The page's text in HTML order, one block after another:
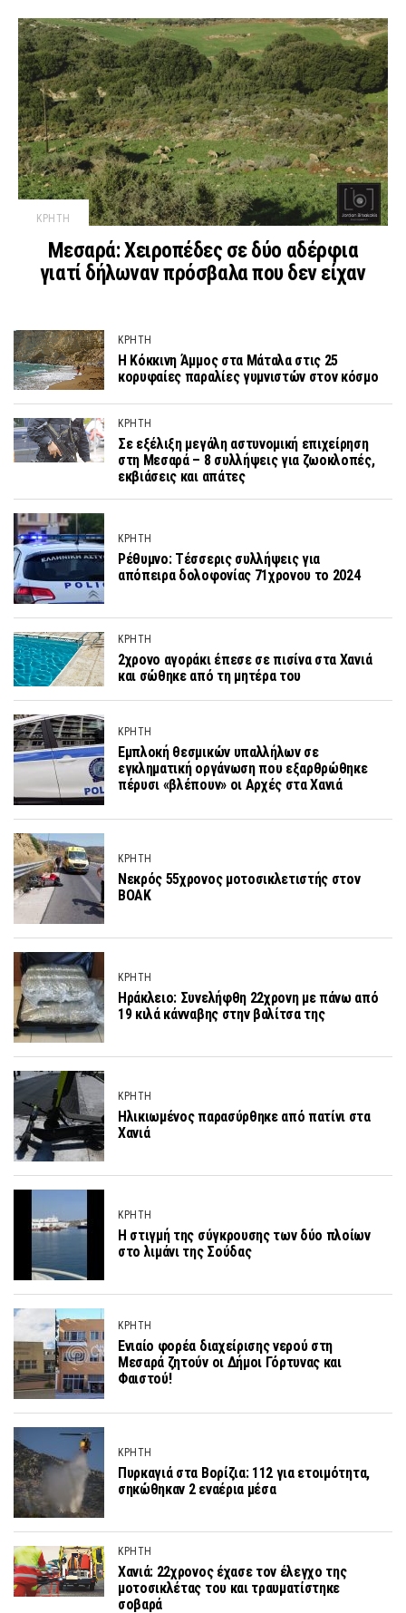
ΚΡΗΤΗ
Μεσαρά: Χειροπέδες σε δύο αδέρφια
γιατί δήλωναν πρόσβαλα που δεν είχαν
ΚΡΗΤΗ
Η Κόκκινη Άμμος στα Μάταλα στις 25
κορυφαίες παραλίες γυμνιστών στον κόσμο
ΚΡΗΤΗ
Σε εξέλιξη μεγάλη αστυνομική επιχείρηση
στη Μεσαρά – 8 συλλήψεις για ζωοκλοπές,
εκβιάσεις και απάτες
ΚΡΗΤΗ
Ρέθυμνο: Τέσσερις συλλήψεις για
απόπειρα δολοφονίας 71χρονου το 2024
ΚΡΗΤΗ
2χρονο αγοράκι έπεσε σε πισίνα στα Χανιά
και σώθηκε από τη μητέρα του
ΚΡΗΤΗ
Εμπλοκή θεσμικών υπαλλήλων σε
εγκληματική οργάνωση που εξαρθρώθηκε
πέρυσι «βλέπουν» οι Αρχές στα Χανιά
ΚΡΗΤΗ
Νεκρός 55χρονος μοτοσικλετιστής στον
ΒΟΑΚ
ΚΡΗΤΗ
Ηράκλειο: Συνελήφθη 22χρονη με πάνω από
19 κιλά κάνναβης στην βαλίτσα της
ΚΡΗΤΗ
Ηλικιωμένος παρασύρθηκε από πατίνι στα
Χανιά
ΚΡΗΤΗ
Η στιγμή της σύγκρουσης των δύο πλοίων
στο λιμάνι της Σούδας
ΚΡΗΤΗ
Ενιαίο φορέα διαχείρισης νερού στη
Μεσαρά ζητούν οι Δήμοι Γόρτυνας και
Φαιστού!
ΚΡΗΤΗ
Πυρκαγιά στα Βορίζια: 112 για ετοιμότητα,
σηκώθηκαν 2 εναέρια μέσα
ΚΡΗΤΗ
Χανιά: 22χρονος έχασε τον έλεγχο της
μοτοσικλέτας του και τραυματίστηκε
σοβαρά